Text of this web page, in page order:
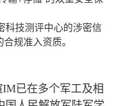
科技测评中心的涉密信
规准入资质。
已在多个军工及相